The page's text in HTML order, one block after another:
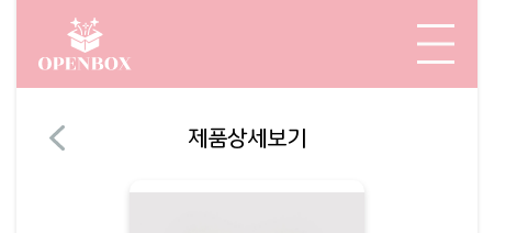
제품상세보기